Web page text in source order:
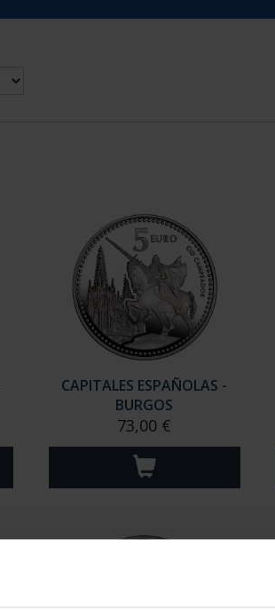
CAPITALES ESPAÑOLAS -
BURGOS
73,00 €